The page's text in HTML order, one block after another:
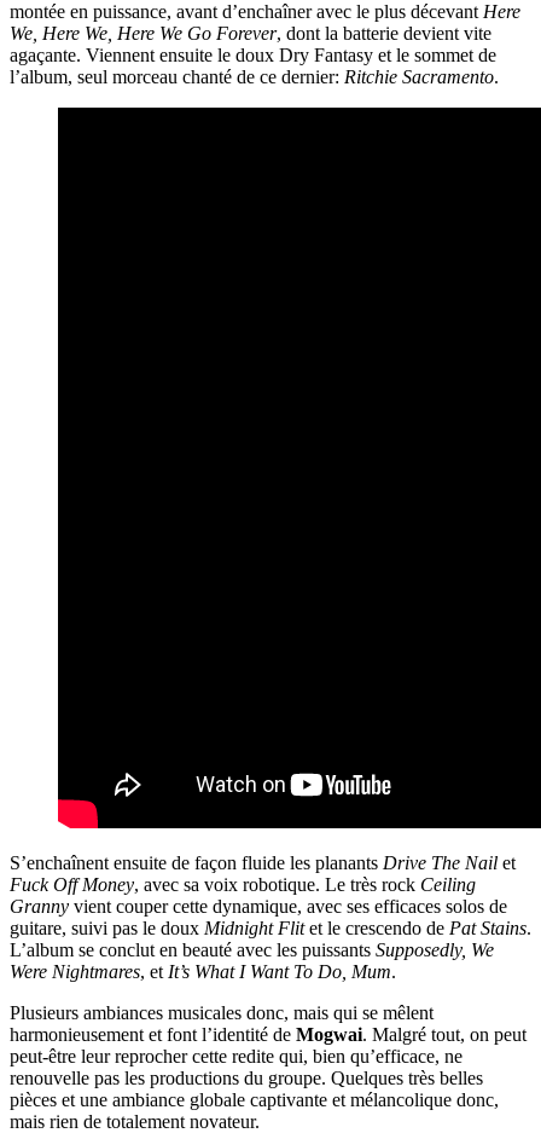
montée en puissance, avant d’enchaîner avec le plus décevant Here
We, Here We, Here We Go Forever, dont la batterie devient vite
agaçante. Viennent ensuite le doux Dry Fantasy et le sommet de
l’album, seul morceau chanté de ce dernier: Ritchie Sacramento.
S’enchaînent ensuite de façon fluide les planants Drive The Nail et
Fuck Off Money, avec sa voix robotique. Le très rock Ceiling
Granny vient couper cette dynamique, avec ses efficaces solos de
guitare, suivi pas le doux Midnight Flitet le crescendo de Pat Stains.
L’album se conclut en beauté avec les puissants Supposedly, We
Were Nightmares, et It’s What I Want To Do, Mum.
Plusieurs ambiances musicales donc, mais qui se mêlent
harmonieusement et font l’identité de Mogwai. Malgré tout, on peut
peut-être leur reprocher cette redite qui, bien qu’efficace, ne
renouvelle pas les productions du groupe. Quelques très belles
pièces et une ambiance globale captivante et mélancolique donc,
mais rien de totalement novateur.